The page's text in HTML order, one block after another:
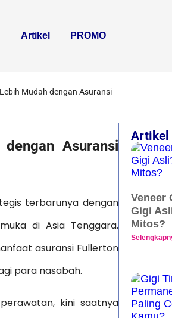
Artikel PROMO
Mudah dengan Asuransi
Asuransi
terbarunya dengan
di Asia Tenggara.
asuransi Fullerton
para nasabah.
kini saatnya
Artikel
Veneer
Gigi
Mitos?